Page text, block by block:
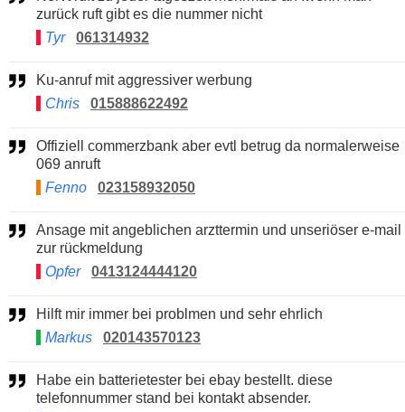
zurück ruft gibt es die nummer nicht
Tyr
061314932
Ku-anruf mit aggressiver werbung
Chris
015888622492
Offiziell commerzbank aber evtl betrug da normalerweise
069 anruft
Fenno
023158932050
Ansage mit angeblichen arzttermin und unseriöser e-mail
zur rückmeldung
Opfer
0413124444120
Hilft mir immer bei problmen und sehr ehrlich
Markus
020143570123
Habe ein batterietester bei ebay bestellt. diese
telefonnummer stand bei kontakt absender.